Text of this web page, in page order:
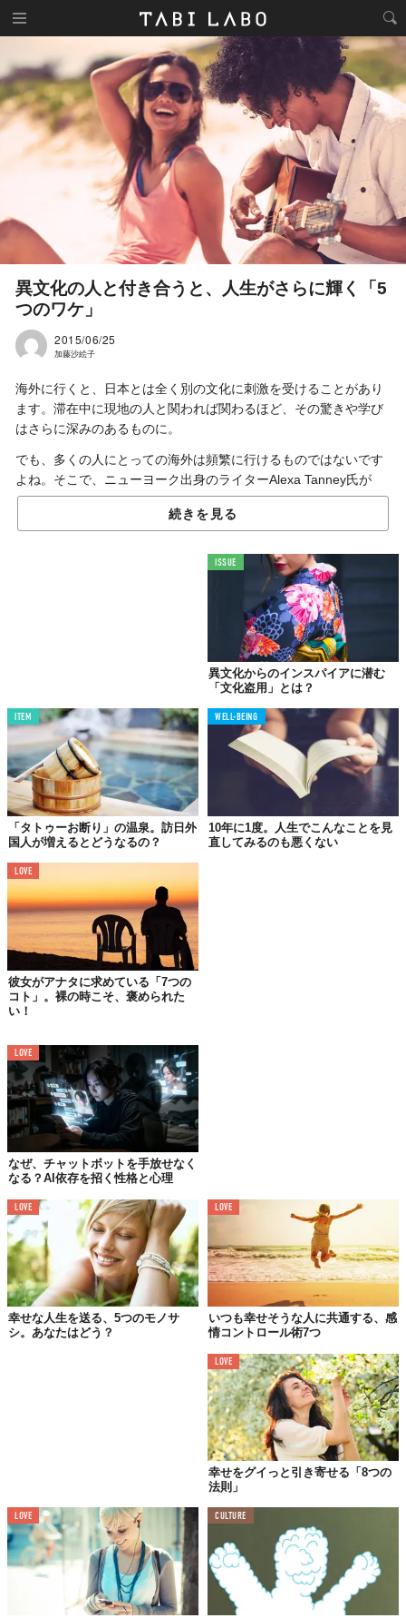
異文化の人と付き合うと、人生がさらに輝く「5
つのワケ」
2015/06/25
加藤沙絵子
海外に行くと、日本とは全く別の文化に刺激を受けることがあり
ます。滞在中に現地の人と関われば関わるほど、その驚きや学び
はさらに深みのあるものに。
でも、多くの人にとっての海外は頻繁に行けるものではないです
よね。そこで、ニューヨーク出身のライターAlexa Tanney氏が
「Elite Daily」に寄稿したこの記事を紹介します。国籍の異なる人
と付き合うメリットを知れば、もう海外に行く必要なんてな
異なる文化圏の出身者と付き合うと、「全く新しい世界を見る視
点」を養うことができる。例えば、食生活や宗教、価値観の違い
などがそう。
私はヨーロッパ中をバックパッカーとして旅したいと強く考えて
いた。もちろん、旅が好きということもあるが、本当の理由は新
しい文化に強く惹かれていたから。でも、夢を叶えることはでき
なかった。その代わりに、「恋愛
にしたのだ。
アメリカの伝統的ユダヤ系家庭に育ち、彼はギリシャ系アメリカ
人だった。自分と全く違う世界の人と付き合うことは、私の視野
を広げただけでなく、人生を輝かしいものにしてくれた。
01.
学校の授業では養えない
「会話力」が鍛えられる
続きを見る
ISSUE
異文化からのインスパイアに潜む
「文化盗用」とは？
ITEM
「タトゥーお断り」の温泉。訪日外
国人が増えるとどうなるの？
WELL-BEING
10年に1度。人生でこんなことを見
直してみるのも悪くない
LOVE
彼女がアナタに求めている「7つの
コト」。裸の時こそ、褒められた
い！
LOVE
なぜ、チャットボットを手放せなく
なる？AI依存を招く性格と心理
LOVE
幸せな人生を送る、5つのモノサ
シ。あなたはどう？
LOVE
いつも幸せそうな人に共通する、感
情コントロール術7つ
LOVE
幸せをグイっと引き寄せる「8つの
法則」
LOVE CULTURE